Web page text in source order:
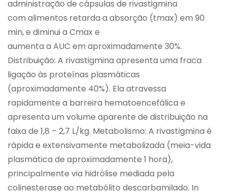
administração de cápsulas de rivastigmina
com alimentos retarda a absorção (tmax) em 90
min, e diminui a Cmax e
aumenta a AUC em aproximadamente 30%.
Distribuição: A rivastigmina apresenta uma fraca
ligação às proteínas plasmáticas
(aproximadamente 40%). Ela atravessa
rapidamente a barreira hematoencefálica e
apresenta um volume aparente de distribuição na
faixa de 1,8 – 2,7 L/kg. Metabolismo: A rivastigmina é
rápida e extensivamente metabolizada (meia-vida
plasmática de aproximadamente 1 hora),
principalmente via hidrólise mediada pela
colinesterase ao metabólito descarbamilado. In